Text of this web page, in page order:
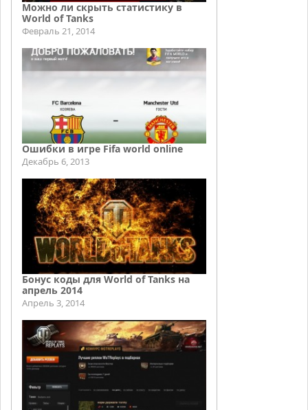
Можно ли скрыть статистику в
World of Tanks
Февраль 21, 2014
Ошибки в игре Fifa world online
Декабрь 6, 2013
Бонус коды для World of Tanks на
апрель 2014
Апрель 3, 2014